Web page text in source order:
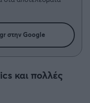
στην Google
και πολλές